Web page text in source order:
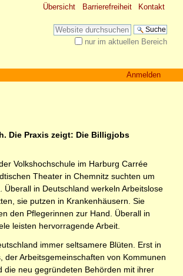
Übersicht Barrierefreiheit Kontakt
Website durchsuchen
nur im aktuellen Bereich
Anmelden
Die Praxis zeigt: Die Billigjobs
Volkshochschule im Harburg Carrée
Theater in Chemnitz suchten um
in Deutschland werkeln Arbeitslose
sie putzen in Krankenhäusern. Sie
den Pflegerinnen zur Hand. Überall in
leisten hervorragende Arbeit.
immer seltsamere Blüten. Erst in
Arbeitsgemeinschaften von Kommunen
die neu gegründeten Behörden mit ihrer